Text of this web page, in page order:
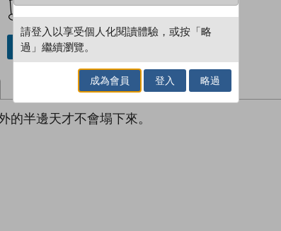
借閱實體書
的半邊天才不會塌下來。
請登入以享受個人化閱讀體驗，或按「略
過」繼續瀏覽。
成為會員 登入 略過